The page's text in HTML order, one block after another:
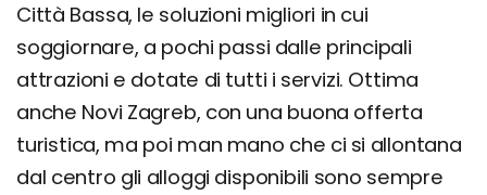
Città Bassa, le soluzioni migliori in cui
soggiornare, a pochi passi dalle principali
attrazioni e dotate di tutti i servizi. Ottima
anche Novi Zagreb, con una buona offerta
turistica, ma poi man mano che ci si allontana
dal centro gli alloggi disponibili sono sempre